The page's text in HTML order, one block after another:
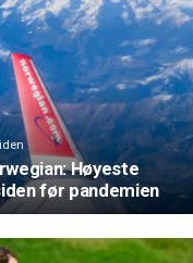
Høyeste
før pandemien